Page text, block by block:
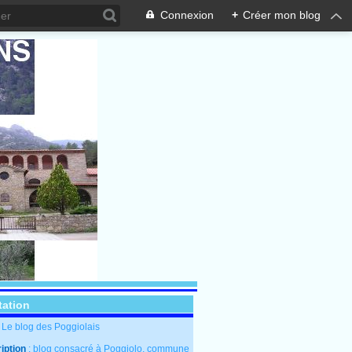
Connexion + Créer mon blog
Le blog des Poggiolais
: blog consacré à Poggiolo, commune